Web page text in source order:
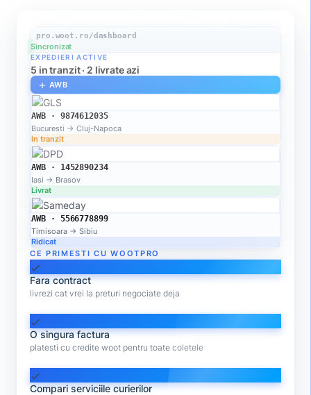
pro.woot.ro/dashboard
Sincronizat
EXPEDIERI ACTIVE
5 in tranzit · 2 livrate azi
add AWB
AWB · 9874612035
Bucuresti → Cluj-Napoca
In tranzit
AWB · 1452890234
Iasi → Brasov
Livrat
AWB · 5566778899
Timisoara → Sibiu
Ridicat
CE PRIMESTI CU WOOTPRO
check
Fara contract
livrezi cat vrei la preturi negociate deja
check
O singura factura
platesti cu credite woot pentru toate coletele
check
Compari serviciile curierilor